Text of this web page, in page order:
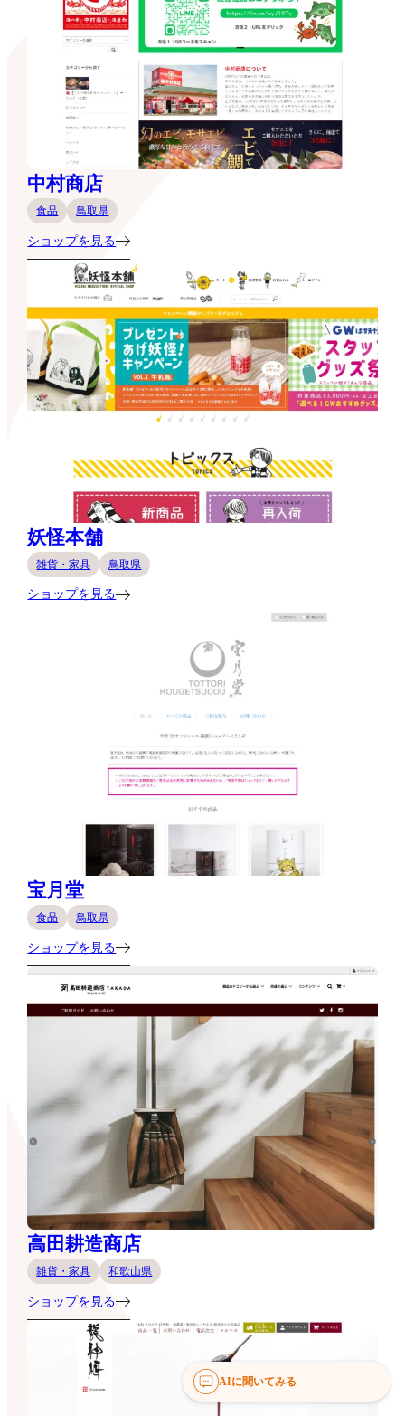
中村商店
食品 鳥取県
ショップを見る
妖怪本舗
雑貨・家具 鳥取県
ショップを見る
宝月堂
食品 鳥取県
ショップを見る
高田耕造商店
雑貨・家具 和歌山県
ショップを見る
AIに聞いてみる